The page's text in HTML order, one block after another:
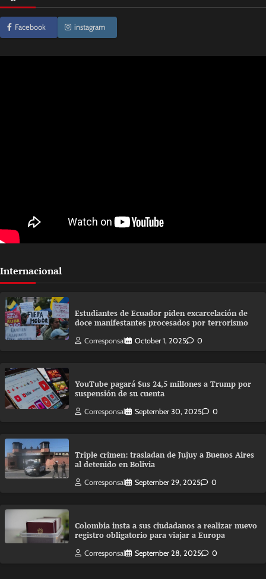
Facebook instagram
Internacional
Estudiantes de Ecuador piden excarcelación de
doce manifestantes procesados por terrorismo
Corresponsal October 1, 2025 0
YouTube pagará $us 24,5 millones a Trump por
suspensión de su cuenta
Corresponsal September 30, 2025 0
Triple crimen: trasladan de Jujuy a Buenos Aires
al detenido en Bolivia
Corresponsal September 29, 2025 0
Colombia insta a sus ciudadanos a realizar nuevo
registro obligatorio para viajar a Europa
Corresponsal September 28, 2025 0